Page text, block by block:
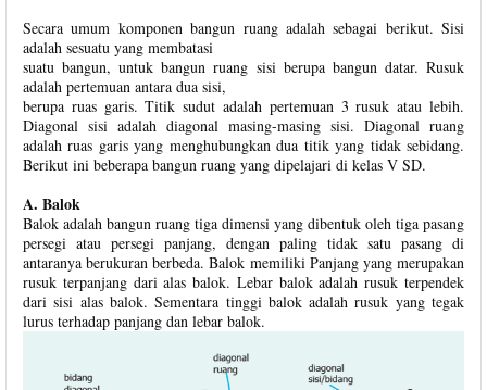
Secara umum komponen bangun ruang adalah sebagai berikut. Sisi
adalah sesuatu yang membatasi
suatu bangun, untuk bangun ruang sisi berupa bangun datar. Rusuk
adalah pertemuan antara dua sisi,
berupa ruas garis. Titik sudut adalah pertemuan 3 rusuk atau lebih.
Diagonal sisi adalah diagonal masing-masing sisi. Diagonal ruang
adalah ruas garis yang menghubungkan dua titik yang tidak sebidang.
Berikut ini beberapa bangun ruang yang dipelajari di kelas V SD.
A. Balok
Balok adalah bangun ruang tiga dimensi yang dibentuk oleh tiga pasang
persegi atau persegi panjang, dengan paling tidak satu pasang di
antaranya berukuran berbeda. Balok memiliki Panjang yang merupakan
rusuk terpanjang dari alas balok. Lebar balok adalah rusuk terpendek
dari sisi alas balok. Sementara tinggi balok adalah rusuk yang tegak
lurus terhadap panjang dan lebar balok.